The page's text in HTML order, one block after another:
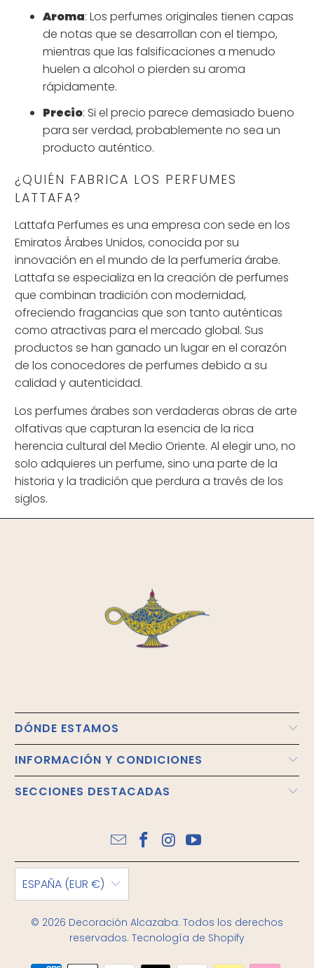
Aroma: Los perfumes originales tienen capas
de notas que se desarrollan con el tiempo,
mientras que las falsificaciones a menudo
huelen a alcohol o pierden su aroma
rápidamente.
Precio: Si el precio parece demasiado bueno
para ser verdad, probablemente no sea un
producto auténtico.
¿QUIÉN FABRICA LOS PERFUMES
LATTAFA?
Lattafa Perfumes es una empresa con sede en los
Emiratos Árabes Unidos, conocida por su
innovación en el mundo de la perfumería árabe.
Lattafa se especializa en la creación de perfumes
que combinan tradición con modernidad,
ofreciendo fragancias que son tanto auténticas
como atractivas para el mercado global. Sus
productos se han ganado un lugar en el corazón
de los conocedores de perfumes debido a su
calidad y autenticidad.
Los perfumes árabes son verdaderas obras de arte
olfativas que capturan la esencia de la rica
herencia cultural del Medio Oriente. Al elegir uno, no
solo adquieres un perfume, sino una parte de la
historia y la tradición que perdura a través de los
siglos.
DÓNDE ESTAMOS
INFORMACIÓN Y CONDICIONES
SECCIONES DESTACADAS
ESPAÑA (EUR €)
© 2026 Decoración Alcazaba. Todos los derechos
reservados. Tecnología de Shopify